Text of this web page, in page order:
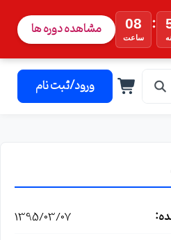
08
ساعت
: مشاهده دوره ها
ورود/ثبت نام
1395/03/07